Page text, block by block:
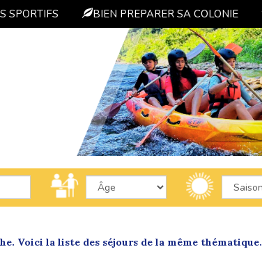
SPORTIFS BIEN PREPARER SA COLONIE
Voici la liste des séjours de la même thématique.